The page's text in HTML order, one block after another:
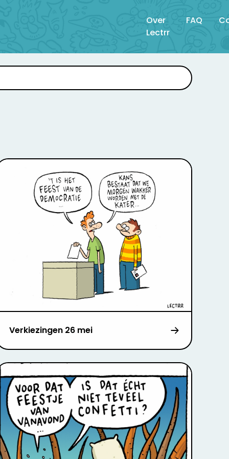
Over
Lectrr
FAQ
Verkiezingen 26 mei